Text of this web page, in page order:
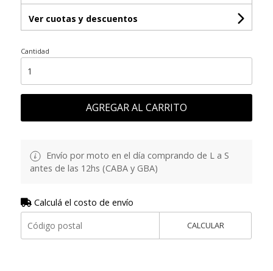
Ver cuotas y descuentos
Cantidad
AGREGAR AL CARRITO
Envío por moto en el día comprando de L a S
antes de las 12hs (CABA y GBA)
Calculá el costo de envío
CALCULAR